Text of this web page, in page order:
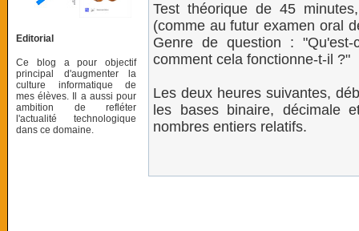
Editorial
Ce blog a pour objectif
principal d'augmenter la
culture informatique de
mes élèves. Il a aussi pour
ambition de refléter
l'actualité technologique
dans ce domaine.
Test théorique de 45
(comme au futur examen oral
Genre de question :
comment cela fonctionne-t-il ?"
Les deux heures suivantes,
les bases binaire, décimale
nombres entiers relatifs.